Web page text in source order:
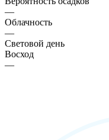
—
Облачность
—
Световой день
Восход
—